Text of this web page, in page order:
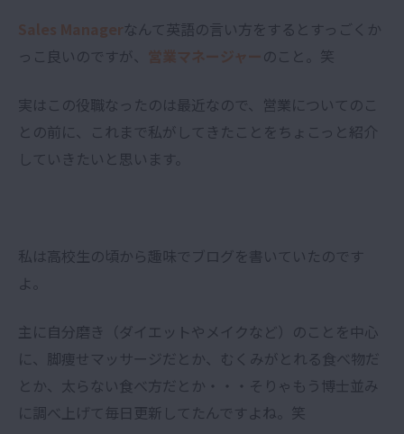
Sales Managerなんて英語の言い方をするとすっごくか
っこ良いのですが、 営業マネージャーのこと。笑
実はこの役職なったのは最近なので、営業についてのこ
との前に、これまで私がしてきたことをちょこっと紹介
していきたいと思います。
私は高校生の頃から趣味でブログを書いていたのです
よ。
主に自分磨き（ダイエットやメイクなど）のことを中心
に、脚痩せマッサージだとか、むくみがとれる食べ物だ
とか、太らない食べ方だとか・・・そりゃもう博士並み
に調べ上げて毎日更新してたんですよね。笑